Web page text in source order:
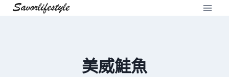
Skip
美威鮭魚